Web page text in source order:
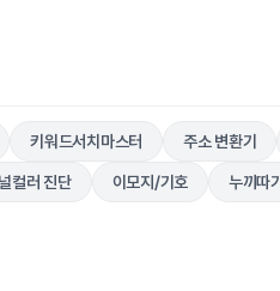
키워드서치마스터 주소 변환기
컬러 진단 이모지/기호 누끼따기